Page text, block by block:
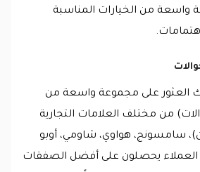
واسعة من الخيارات المناسبة
العثور على مجموعة واسعة من
من مختلف العلامات التجارية
سامسونج، هواوي، شاومي، أوبو
العملاء يحصلون على أفضل الصفقات